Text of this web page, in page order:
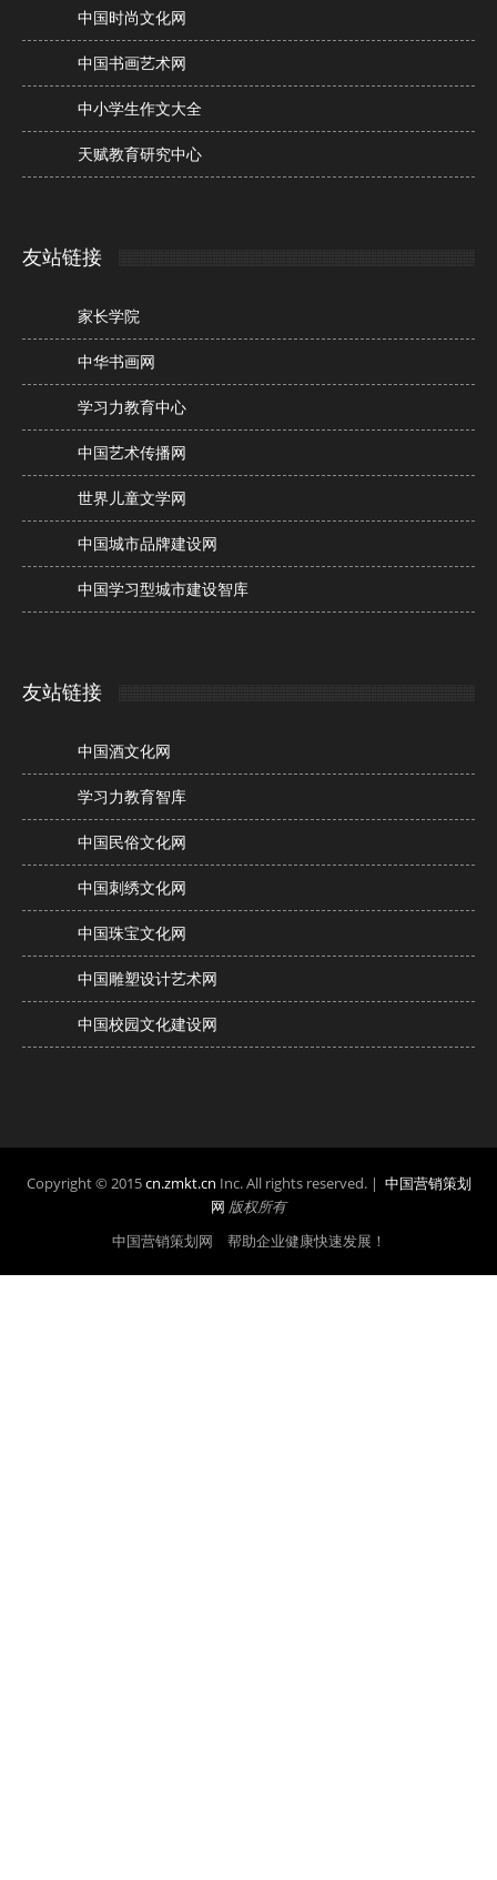
中国时尚文化网
中国书画艺术网
中小学生作文大全
天赋教育研究中心
友站链接
家长学院
中华书画网
学习力教育中心
中国艺术传播网
世界儿童文学网
中国城市品牌建设网
中国学习型城市建设智库
友站链接
中国酒文化网
学习力教育智库
中国民俗文化网
中国刺绣文化网
中国珠宝文化网
中国雕塑设计艺术网
中国校园文化建设网
Copyright © 2015cn.zmkt.cn Inc. All rights reserved. | 中国营销策划
网 版权所有
中国营销策划网 帮助企业健康快速发展！